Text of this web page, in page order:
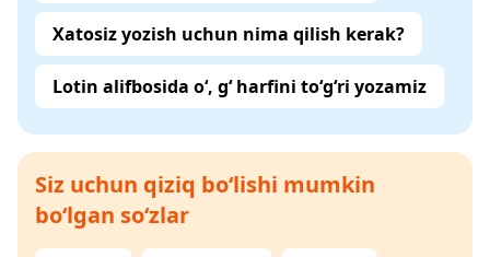
Xatosiz yozish uchun nima qilish kerak?
Lotin alifbosida o‘, g‘ harfini to‘g‘ri yozamiz
Siz uchun qiziq bo‘lishi mumkin
bo‘lgan so‘zlar